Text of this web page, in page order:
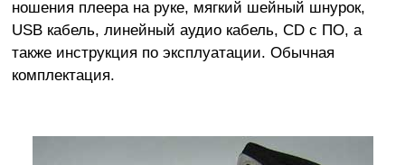
ношения плеера на руке, мягкий шейный шнурок,
USB кабель, линейный аудио кабель, CD с ПО, а
также инструкция по эксплуатации. Обычная
комплектация.